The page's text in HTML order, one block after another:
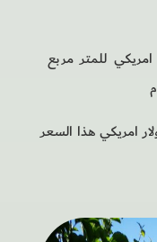
المزروع 9.5 دولار امريكي للمتر مربع
المتر للارض الفاضية 3.5 دولار امريكي هذا السعر